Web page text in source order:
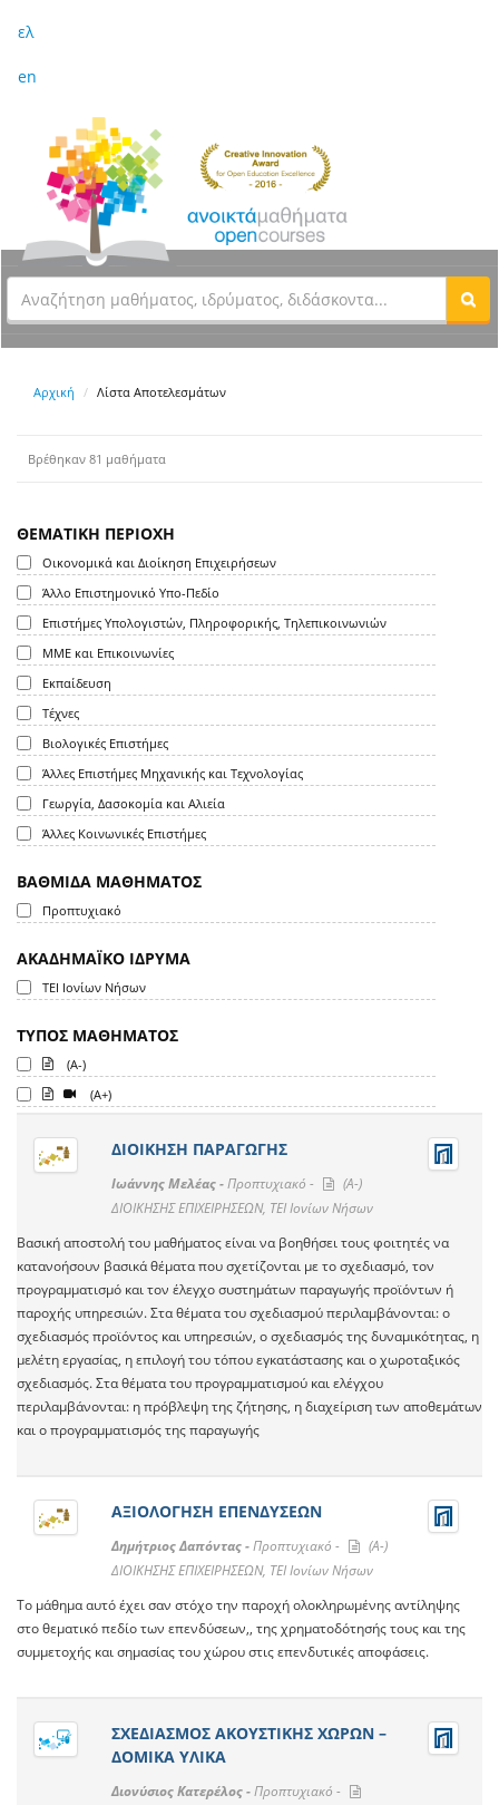
ελ
en
Αρχική Λίστα Αποτελεσμάτων
Βρέθηκαν 81 μαθήματα
ΘΕΜΑΤΙΚΗ ΠΕΡΙΟΧΗ
Οικονομικά και Διοίκηση Επιχειρήσεων
Άλλο Επιστημονικό Υπο-Πεδίο
Επιστήμες Υπολογιστών, Πληροφορικής, Τηλεπικοινωνιών
ΜΜΕ και Επικοινωνίες
Εκπαίδευση
Τέχνες
Βιολογικές Επιστήμες
Άλλες Επιστήμες Μηχανικής και Τεχνολογίας
Γεωργία, Δασοκομία και Αλιεία
Άλλες Κοινωνικές Επιστήμες
ΒΑΘΜΙΔΑ ΜΑΘΗΜΑΤΟΣ
Προπτυχιακό
ΑΚΑΔΗΜΑΪΚΟ ΙΔΡΥΜΑ
ΤΕΙ Ιονίων Νήσων
ΤΥΠΟΣ ΜΑΘΗΜΑΤΟΣ
(A-)
(A+)
ΔΙΟΙΚΗΣΗ ΠΑΡΑΓΩΓΗΣ
Ιωάννης Μελέας -Προπτυχιακό -
(A-)
ΔΙΟΙΚΗΣΗΣ ΕΠΙΧΕΙΡΗΣΕΩΝ, ΤΕΙ Ιονίων Νήσων
Βασική αποστολή του μαθήματος είναι να βοηθήσει τους φοιτητές να
κατανοήσουν βασικά θέματα που σχετίζονται με το σχεδιασμό, τον
προγραμματισμό και τον έλεγχο συστημάτων παραγωγής προϊόντων ή
παροχής υπηρεσιών. Στα θέματα του σχεδιασμού περιλαμβάνονται: ο
σχεδιασμός προϊόντος και υπηρεσιών, ο σχεδιασμός της δυναμικότητας, η
μελέτη εργασίας, η επιλογή του τόπου εγκατάστασης και ο χωροταξικός
σχεδιασμός. Στα θέματα του προγραμματισμού και ελέγχου
περιλαμβάνονται: η πρόβλεψη της ζήτησης, η διαχείριση των αποθεμάτων
και ο προγραμματισμός της παραγωγής
ΑΞΙΟΛΟΓΗΣΗ ΕΠΕΝΔΥΣΕΩΝ
Δημήτριος Δαπόντας -Προπτυχιακό -
(A-)
ΔΙΟΙΚΗΣΗΣ ΕΠΙΧΕΙΡΗΣΕΩΝ, ΤΕΙ Ιονίων Νήσων
Το μάθημα αυτό έχει σαν στόχο την παροχή ολοκληρωμένης αντίληψης
στο θεματικό πεδίο των επενδύσεων,, της χρηματοδότησής τους και της
συμμετοχής και σημασίας του χώρου στις επενδυτικές αποφάσεις.
ΣΧΕΔΙΑΣΜΟΣ ΑΚΟΥΣΤΙΚΗΣ ΧΩΡΩΝ –
ΔΟΜΙΚΑ ΥΛΙΚΑ
Διονύσιος Κατερέλος -Προπτυχιακό -